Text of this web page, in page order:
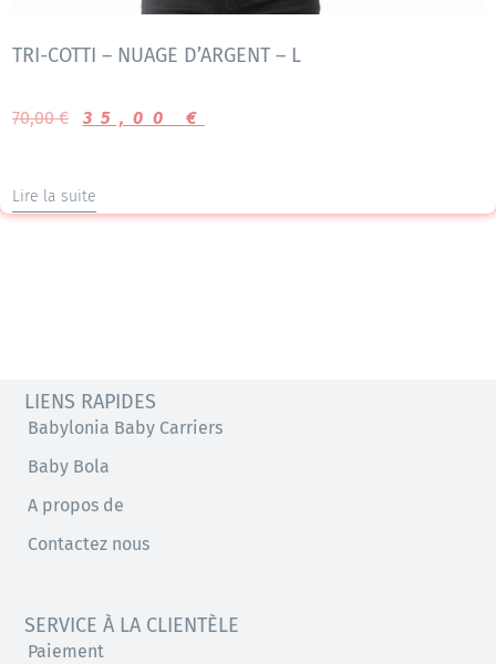
TRI-COTTI – NUAGE D’ARGENT – L
70,00€ 35,00 €
Lire la suite
LIENS RAPIDES
Babylonia Baby Carriers
Baby Bola
A propos de
Contactez nous
SERVICE À LA CLIENTÈLE
Paiement